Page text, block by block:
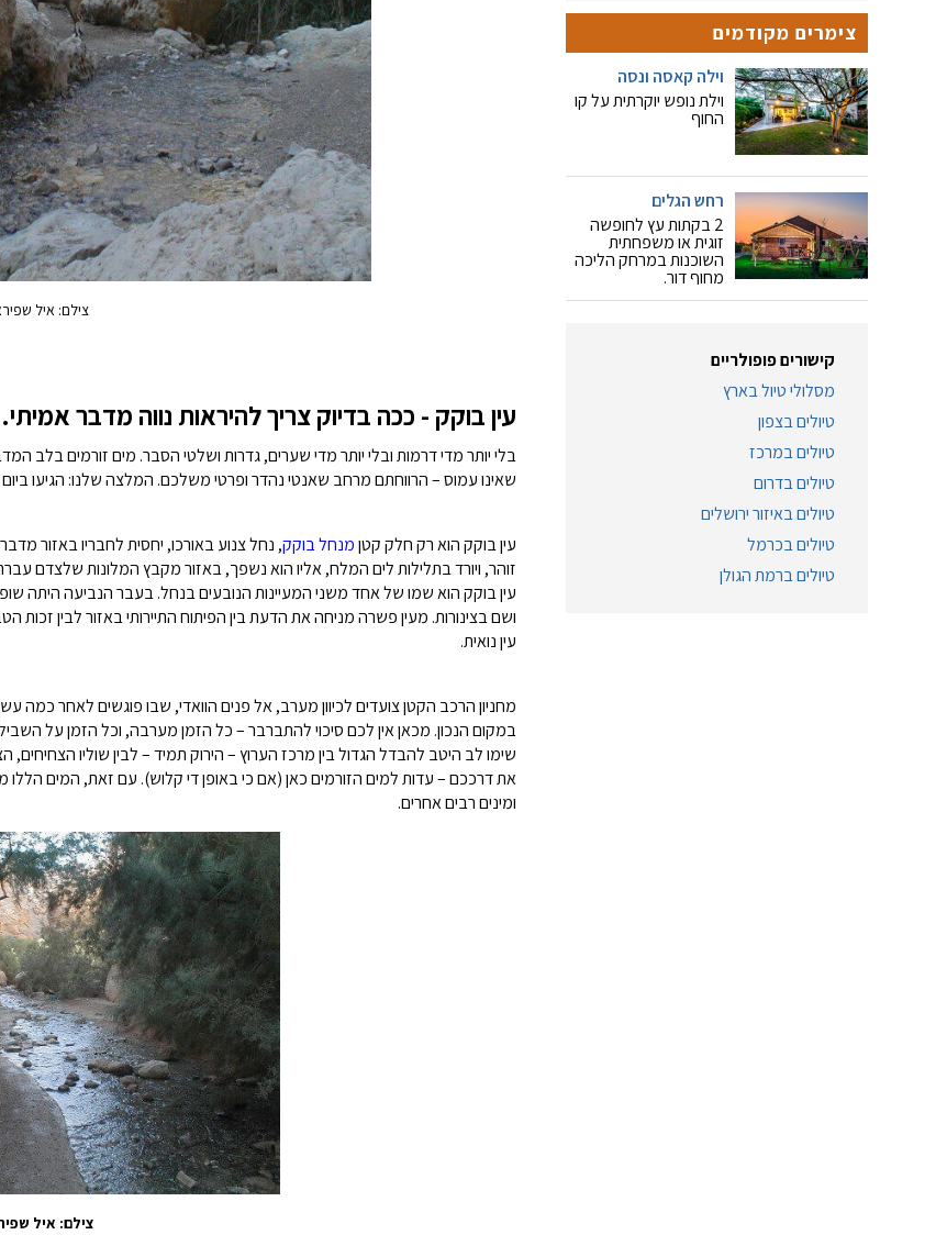
צימרים מקודמים
וילה קאסה ונסה
וילת נופש יוקרתית על קו
החוף
רחש הגלים
2 בקתות עץ לחופשה
זוגית או משפחתית
השוכנות במרחק הליכה
מחוף דור.
קישורים פופולריים
מסלולי טיול בארץ
טיולים בצפון
טיולים במרכז
טיולים בדרום
טיולים באיזור ירושלים
טיולים בכרמל
טיולים ברמת הגולן
צילם: איל
עין בוקק - ככה בדיוק צריך להיראות נווה מדבר אמיתי.
בלי יותר מדי דרמות ובלי יותר מדי שערים, גדרות ושלטי הסבר. מים זורמים בלב
שאינו עמוס – הרווחתם מרחב שאנטי נהדר ופרטי משלכם. המלצה שלנו: הגיעו
עין בוקק הוא רק חלק קטןמנחל בוקק
זוהר, ויורד בתלילות לים המלח, אליו הוא נשפך, באזור מקבץ המלונות שלצדם
עין בוקק הוא שמו של אחד משני המעיינות הנובעים בנחל. בעבר הנביעה היתה
ושם בצינורות. מעין פשרה מניחה את הדעת בין הפיתוח התיירותי באזור לבין
עין נואית.
מחניון הרכב הקטן צועדים לכיוון מערב, אל פנים הוואדי, שבו פוגשים לאחר כמה
במקום הנכון. מכאן אין לכם סיכוי להתברבר – כל הזמן מערבה, וכל הזמן על
שימו לב היטב להבדל הגדול בין מרכז הערוץ – הירוק תמיד – לבין שוליו
את דרככם – עדות למים הזורמים כאן (אם כי באופן די קלוש). עם זאת, המים הללו
ומינים רבים אחרים.
צילם: איל